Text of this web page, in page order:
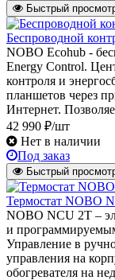
Быстрый
Беспроводной
NOBO Ecohub -
Energy Control.
контроля и
планшетов через
Интернет.
42 990 ₽/шт
Нет в наличии
Под заказ
Быстрый
Термостат NOBO
NOBO NCU 2T –
и
Управление в
управления на
обогревателя на